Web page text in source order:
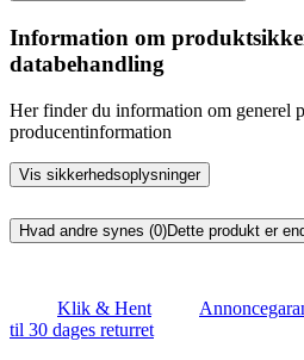
Information om
databehandling
Her finder du information om generel
producentinformation
Vis sikkerhedsoplysninger
Hvad andre synes (0)Dette produkt er
Klik & Hent
til 30 dages returret